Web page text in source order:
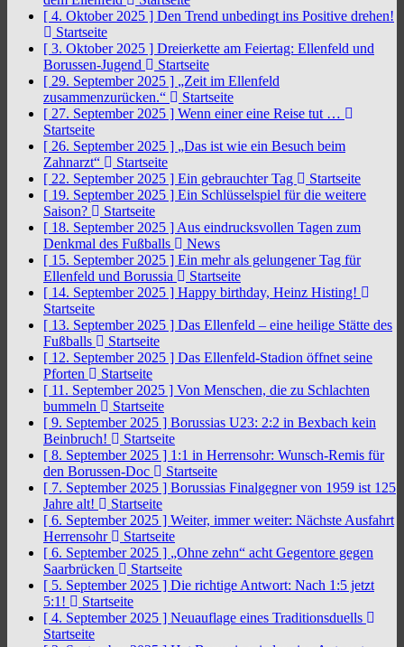
[ 4. Oktober 2025 ] Den Trend unbedingt ins Positive drehen!
Startseite
[ 3. Oktober 2025 ] Dreierkette am Feiertag: Ellenfeld und
Borussen-Jugend
Startseite
[ 29. September 2025 ] „Zeit im Ellenfeld
zusammenzurücken.“
Startseite
[ 27. September 2025 ] Wenn einer eine Reise tut …
Startseite
[ 26. September 2025 ] „Das ist wie ein Besuch beim
Zahnarzt“
Startseite
[ 22. September 2025 ] Ein gebrauchter Tag
Startseite
[ 19. September 2025 ] Ein Schlüsselspiel für die weitere
Saison?
Startseite
[ 18. September 2025 ] Aus eindrucksvollen Tagen zum
Denkmal des Fußballs
News
[ 15. September 2025 ] Ein mehr als gelungener Tag für
Ellenfeld und Borussia
Startseite
[ 14. September 2025 ] Happy birthday, Heinz Histing!
Startseite
[ 13. September 2025 ] Das Ellenfeld – eine heilige Stätte des
Fußballs
Startseite
[ 12. September 2025 ] Das Ellenfeld-Stadion öffnet seine
Pforten
Startseite
[ 11. September 2025 ] Von Menschen, die zu Schlachten
bummeln
Startseite
[ 9. September 2025 ] Borussias U23: 2:2 in Bexbach kein
Beinbruch!
Startseite
[ 8. September 2025 ] 1:1 in Herrensohr: Wunsch-Remis für
den Borussen-Doc
Startseite
[ 7. September 2025 ] Borussias Finalgegner von 1959 ist 125
Jahre alt!
Startseite
[ 6. September 2025 ] Weiter, immer weiter: Nächste Ausfahrt
Herrensohr
Startseite
[ 6. September 2025 ] „Ohne zehn“ acht Gegentore gegen
Saarbrücken
Startseite
[ 5. September 2025 ] Die richtige Antwort: Nach 1:5 jetzt
5:1!
Startseite
[ 4. September 2025 ] Neuauflage eines Traditionsduells
Startseite